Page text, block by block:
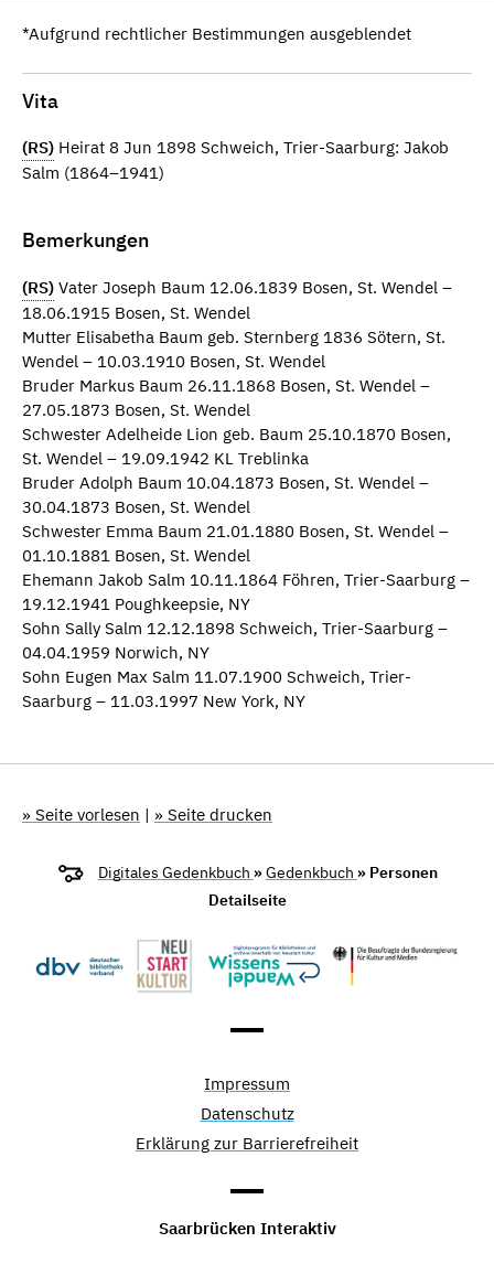
*Aufgrund rechtlicher Bestimmungen ausgeblendet
Vita
(RS) Heirat 8 Jun 1898 Schweich, Trier-Saarburg: Jakob
Salm (1864–1941)
Bemerkungen
(RS) Vater Joseph Baum 12.06.1839 Bosen, St. Wendel –
18.06.1915 Bosen, St. Wendel
Mutter Elisabetha Baum geb. Sternberg 1836 Sötern, St.
Wendel – 10.03.1910 Bosen, St. Wendel
Bruder Markus Baum 26.11.1868 Bosen, St. Wendel –
27.05.1873 Bosen, St. Wendel
Schwester Adelheide Lion geb. Baum 25.10.1870 Bosen,
St. Wendel – 19.09.1942 KL Treblinka
Bruder Adolph Baum 10.04.1873 Bosen, St. Wendel –
30.04.1873 Bosen, St. Wendel
Schwester Emma Baum 21.01.1880 Bosen, St. Wendel –
01.10.1881 Bosen, St. Wendel
Ehemann Jakob Salm 10.11.1864 Föhren, Trier-Saarburg –
19.12.1941 Poughkeepsie, NY
Sohn Sally Salm 12.12.1898 Schweich, Trier-Saarburg –
04.04.1959 Norwich, NY
Sohn Eugen Max Salm 11.07.1900 Schweich, Trier-
Saarburg – 11.03.1997 New York, NY
» Seite vorlesen | » Seite drucken
Digitales Gedenkbuch »Gedenkbuch » Personen
Detailseite
Impressum
Datenschutz
Erklärung zur Barrierefreiheit
Saarbrücken Interaktiv